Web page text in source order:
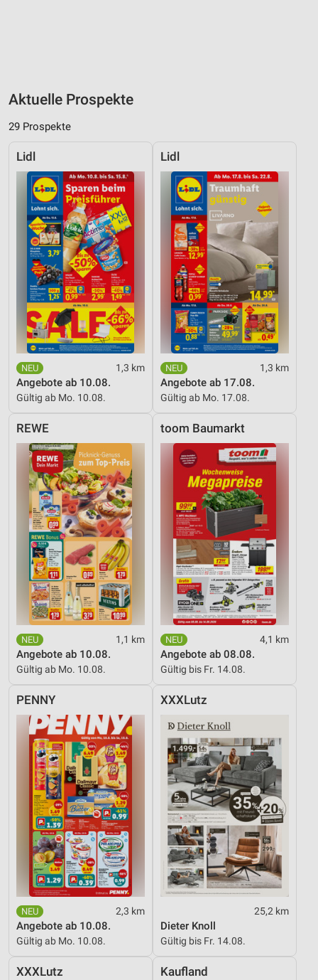
Aktuelle Prospekte
29 Prospekte
Lidl
1,3 km
Angebote ab 10.08.
Gültig ab Mo. 10.08.
Lidl
1,3 km
Angebote ab 17.08.
Gültig ab Mo. 17.08.
REWE
1,1 km
Angebote ab 10.08.
Gültig ab Mo. 10.08.
toom Baumarkt
4,1 km
Angebote ab 08.08.
Gültig bis Fr. 14.08.
PENNY
2,3 km
Angebote ab 10.08.
Gültig ab Mo. 10.08.
XXXLutz
25,2 km
Dieter Knoll
Gültig bis Fr. 14.08.
XXXLutz Kaufland